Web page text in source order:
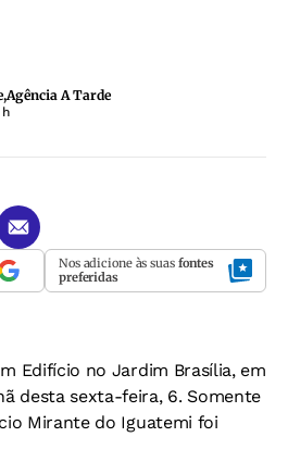
A Tarde
Nos adicione às suas fontes
preferidas
Edifício no Jardim Brasília, em
desta sexta-feira, 6. Somente
Mirante do Iguatemi foi